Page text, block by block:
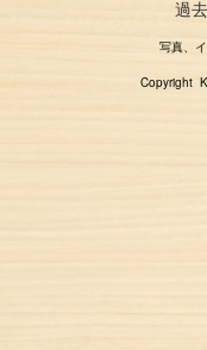
過
写真、
Copyright